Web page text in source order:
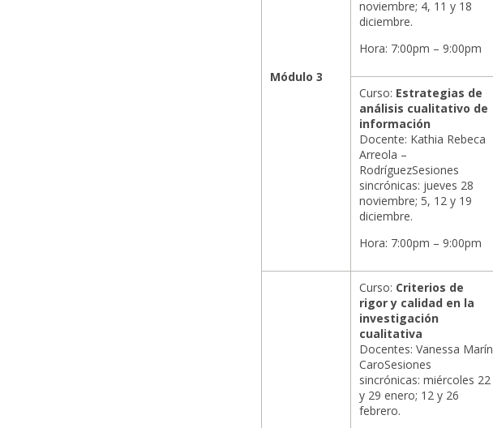
Módulo 3
noviembre; 4, 11 y 18
diciembre.
Hora: 7:00pm – 9:00pm
Curso: Estrategias de
análisis cualitativo de
información
Docente: Kathia Rebeca
Arreola –
RodríguezSesiones
sincrónicas: jueves 28
noviembre; 5, 12 y 19
diciembre.
Hora: 7:00pm – 9:00pm
Curso: Criterios de
rigor y calidad en la
investigación
cualitativa
Docentes: Vanessa Marín
CaroSesiones
sincrónicas: miércoles 22
y 29 enero; 12 y 26
febrero.